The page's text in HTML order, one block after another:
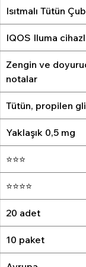
Isıtmalı Tütün
IQOS Iluma
Zengin ve
notalar
Tütün, propilen
Yaklaşık 0,5 mg
⭐⭐⭐
⭐⭐⭐⭐
20 adet
10 paket